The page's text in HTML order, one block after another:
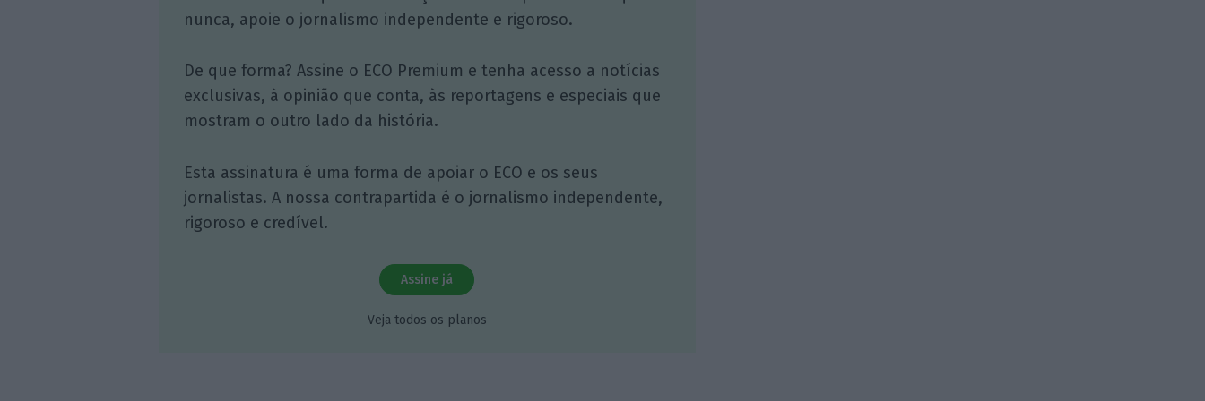
nunca, apoie o jornalismo independente e rigoroso.
De que forma? Assine o ECO Premium e tenha acesso a notícias
exclusivas, à opinião que conta, às reportagens e especiais que
mostram o outro lado da história.
Esta assinatura é uma forma de apoiar o ECO e os seus
jornalistas. A nossa contrapartida é o jornalismo independente,
rigoroso e credível.
Assine já
Veja todos os planos